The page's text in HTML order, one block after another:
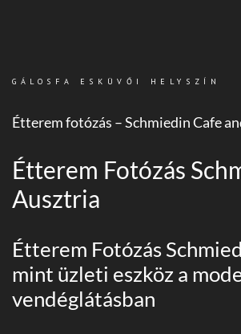
GÁLOSFA ESKÜVŐI HELYSZÍN
Étterem fotózás – Schmiedin Cafe
Étterem Fotózás
Ausztria
Étterem Fotózás
mint üzleti eszköz a
vendéglátásban